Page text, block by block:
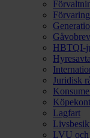
Gåvobrev
HBTQI-
Juridisk
Lagfart
LVU